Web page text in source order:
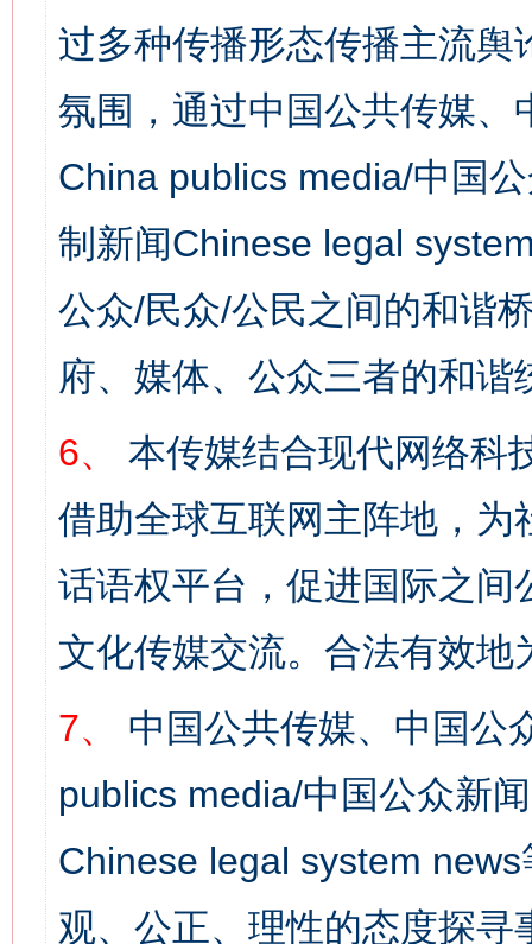
过多种传播形态传播主流
氛围，通过中国公共传媒
China publics media/中国
制新闻Chinese legal
公众/民众/公民之间的和谐
府、媒体、公众三者的和谐
6、
本传媒结合现代网络科
借助全球互联网主阵地，
话语权平台，促进国际之
文化传媒交流。合法有效地
7、
中国公共传媒、中国公
publics media/中国公众新
Chinese legal system
观、公正、理性的态度探寻